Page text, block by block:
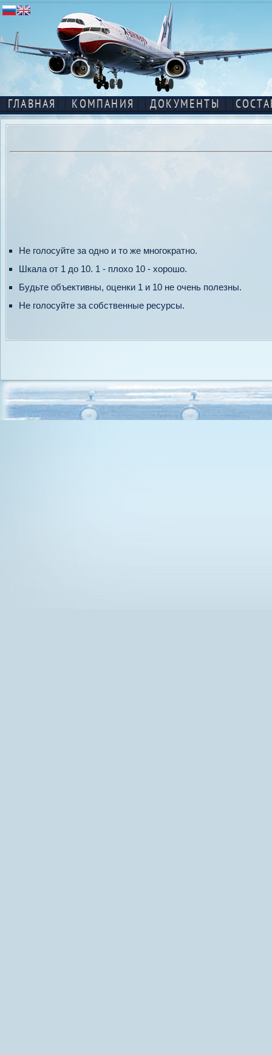
ГЛАВНАЯ КОМПАНИЯ ДОКУМЕНТЫ
Не голосуйте за одно и то же многократно.
Шкала от 1 до 10. 1 - плохо 10 - хорошо.
Будьте объективны, оценки 1 и 10 не очень полезны.
Не голосуйте за собственные ресурсы.